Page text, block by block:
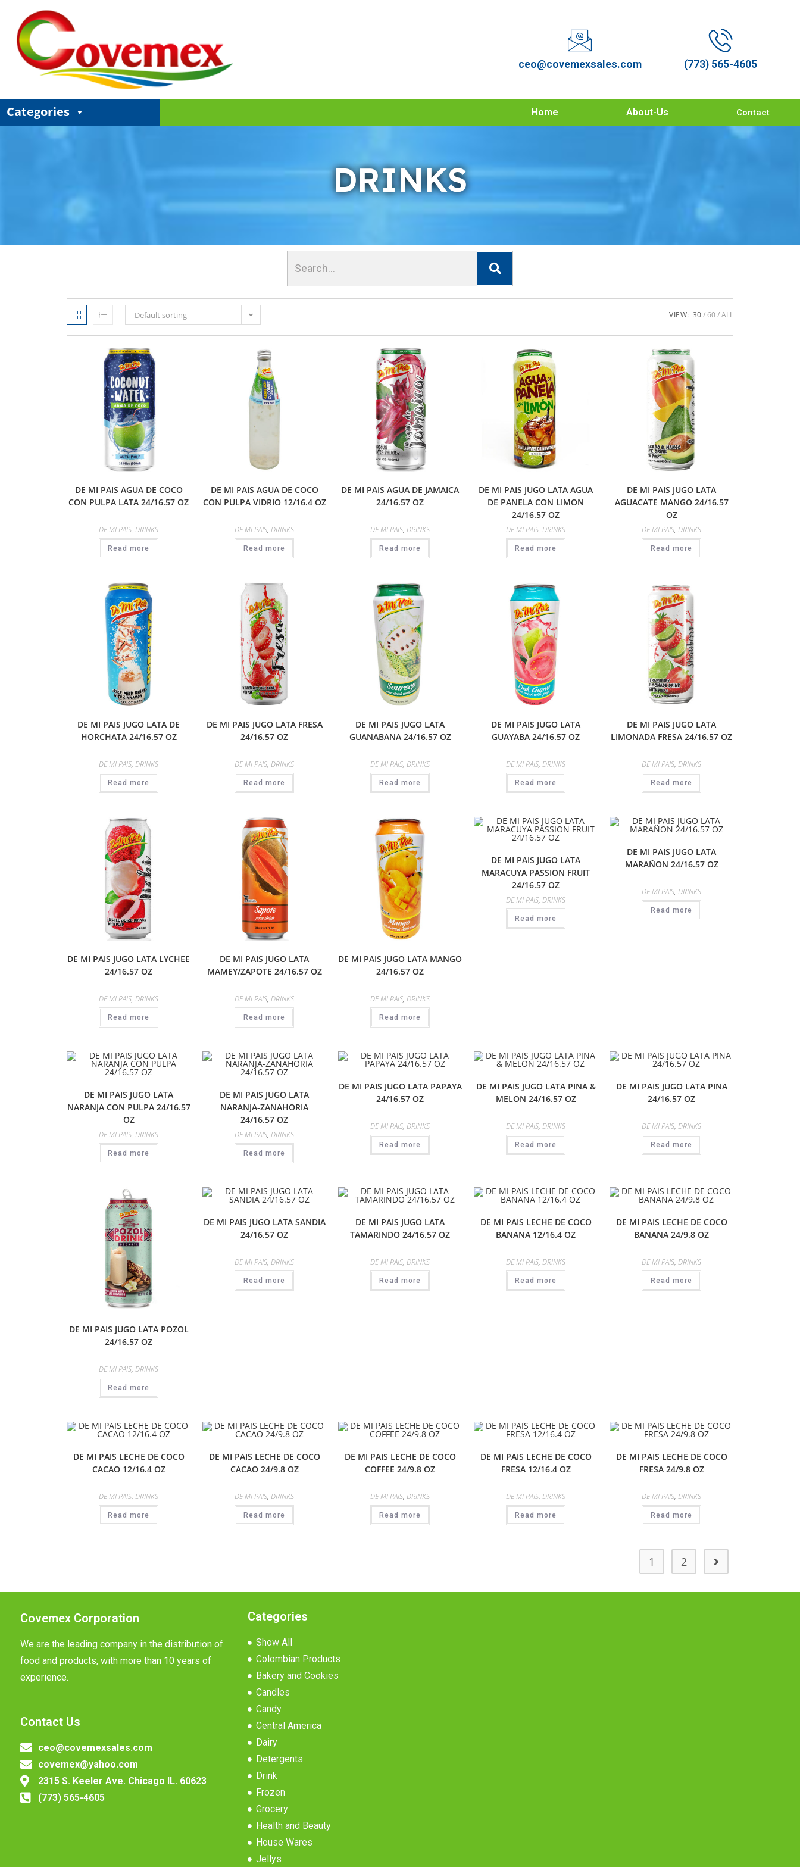
ceo@covemexsales.com (773) 565-4605
Categories Home About-Us Contact
DRINKS
Default sorting VIEW: 30 60 ALL
DE MI PAIS AGUA DE COCO
CON PULPA LATA 24/16.57 OZ
DE MI PAIS, DRINKS
Read more
DE MI PAIS AGUA DE COCO
CON PULPA VIDRIO 12/16.4 OZ
DE MI PAIS, DRINKS
Read more
DE MI PAIS AGUA DE JAMAICA
24/16.57 OZ
DE MI PAIS, DRINKS
Read more
DE MI PAIS JUGO LATA AGUA
DE PANELA CON LIMON
24/16.57 OZ
DE MI PAIS, DRINKS
Read more
DE MI PAIS JUGO LATA
AGUACATE MANGO 24/16.57
OZ
DE MI PAIS, DRINKS
Read more
DE MI PAIS JUGO LATA DE
HORCHATA 24/16.57 OZ
DE MI PAIS, DRINKS
Read more
DE MI PAIS JUGO LATA FRESA
24/16.57 OZ
DE MI PAIS, DRINKS
Read more
DE MI PAIS JUGO LATA
GUANABANA 24/16.57 OZ
DE MI PAIS, DRINKS
Read more
DE MI PAIS JUGO LATA
GUAYABA 24/16.57 OZ
DE MI PAIS, DRINKS
Read more
DE MI PAIS JUGO LATA
LIMONADA FRESA 24/16.57 OZ
DE MI PAIS, DRINKS
Read more
DE MI PAIS JUGO LATA LYCHEE
24/16.57 OZ
DE MI PAIS, DRINKS
Read more
DE MI PAIS JUGO LATA
MAMEY/ZAPOTE 24/16.57 OZ
DE MI PAIS, DRINKS
Read more
DE MI PAIS JUGO LATA MANGO
24/16.57 OZ
DE MI PAIS, DRINKS
Read more
DE MI PAIS JUGO LATA
MARACUYA PASSION FRUIT
24/16.57 OZ
DE MI PAIS, DRINKS
Read more
DE MI PAIS JUGO LATA
MARAÑON 24/16.57 OZ
DE MI PAIS, DRINKS
Read more
DE MI PAIS JUGO LATA
NARANJA CON PULPA 24/16.57
OZ
DE MI PAIS, DRINKS
Read more
DE MI PAIS JUGO LATA
NARANJA-ZANAHORIA
24/16.57 OZ
DE MI PAIS, DRINKS
Read more
DE MI PAIS JUGO LATA PAPAYA
24/16.57 OZ
DE MI PAIS, DRINKS
Read more
DE MI PAIS JUGO LATA PINA &
MELON 24/16.57 OZ
DE MI PAIS, DRINKS
Read more
DE MI PAIS JUGO LATA PINA
24/16.57 OZ
DE MI PAIS, DRINKS
Read more
DE MI PAIS JUGO LATA POZOL
24/16.57 OZ
DE MI PAIS, DRINKS
Read more
DE MI PAIS JUGO LATA SANDIA
24/16.57 OZ
DE MI PAIS, DRINKS
Read more
DE MI PAIS JUGO LATA
TAMARINDO 24/16.57 OZ
DE MI PAIS, DRINKS
Read more
DE MI PAIS LECHE DE COCO
BANANA 12/16.4 OZ
DE MI PAIS, DRINKS
Read more
DE MI PAIS LECHE DE COCO
BANANA 24/9.8 OZ
DE MI PAIS, DRINKS
Read more
DE MI PAIS LECHE DE COCO
CACAO 12/16.4 OZ
DE MI PAIS, DRINKS
Read more
DE MI PAIS LECHE DE COCO
CACAO 24/9.8 OZ
DE MI PAIS, DRINKS
Read more
DE MI PAIS LECHE DE COCO
COFFEE 24/9.8 OZ
DE MI PAIS, DRINKS
Read more
DE MI PAIS LECHE DE COCO
FRESA 12/16.4 OZ
DE MI PAIS, DRINKS
Read more
DE MI PAIS LECHE DE COCO
FRESA 24/9.8 OZ
DE MI PAIS, DRINKS
Read more
1 2
Covemex Corporation
We are the leading company in the distribution of
food and products, with more than 10 years of
experience.
Contact Us
ceo@covemexsales.com
covemex@yahoo.com
2315 S. Keeler Ave. Chicago IL. 60623
(773) 565-4605
Categories
Show All
Colombian Products
Bakery and Cookies
Candles
Candy
Central America
Dairy
Detergents
Drink
Frozen
Grocery
Health and Beauty
House Wares
Jellys